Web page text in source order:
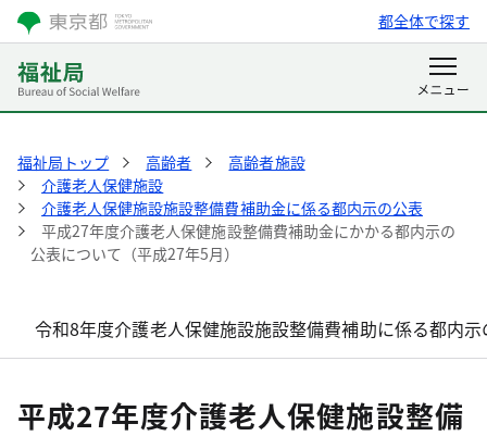
都全体で探す
福祉局トップ 高齢者
高齢者施設
介護老人保健施設
介護老人保健施設施設整備費補助金に係る都内示の公表
平成27年度介護老人保健施設整備費補助金にかかる都内示の
公表について（平成27年5月）
令和8年度介護老人保健施設施設整備費補助に係る都内
平成27年度介護老人保健施設整備